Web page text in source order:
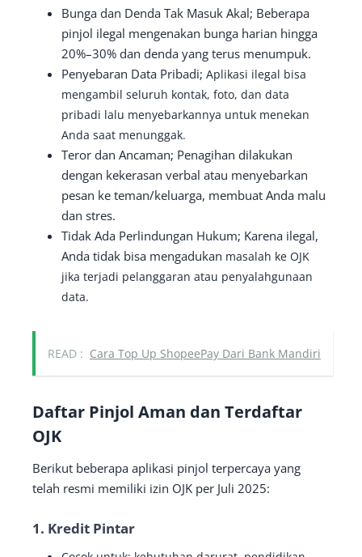
Bunga dan Denda Tak Masuk Akal; Beberapa
pinjol ilegal mengenakan bunga harian hingga
20%–30% dan denda yang terus menumpuk.
Penyebaran Data Pribadi; Aplikasi ilegal bisa
mengambil seluruh kontak, foto, dan data
pribadi lalu menyebarkannya untuk menekan
Anda saat menunggak.
Teror dan Ancaman; Penagihan dilakukan
dengan kekerasan verbal atau menyebarkan
pesan ke teman/keluarga, membuat Anda malu
dan stres.
Tidak Ada Perlindungan Hukum; Karena ilegal,
Anda tidak bisa mengadukan masalah ke OJK
jika terjadi pelanggaran atau penyalahgunaan
data.
READ : Cara Top Up ShopeePay Dari Bank Mandiri
Daftar Pinjol Aman dan Terdaftar
OJK
Berikut beberapa aplikasi pinjol terpercaya yang
telah resmi memiliki izin OJK per Juli 2025:
1. Kredit Pintar